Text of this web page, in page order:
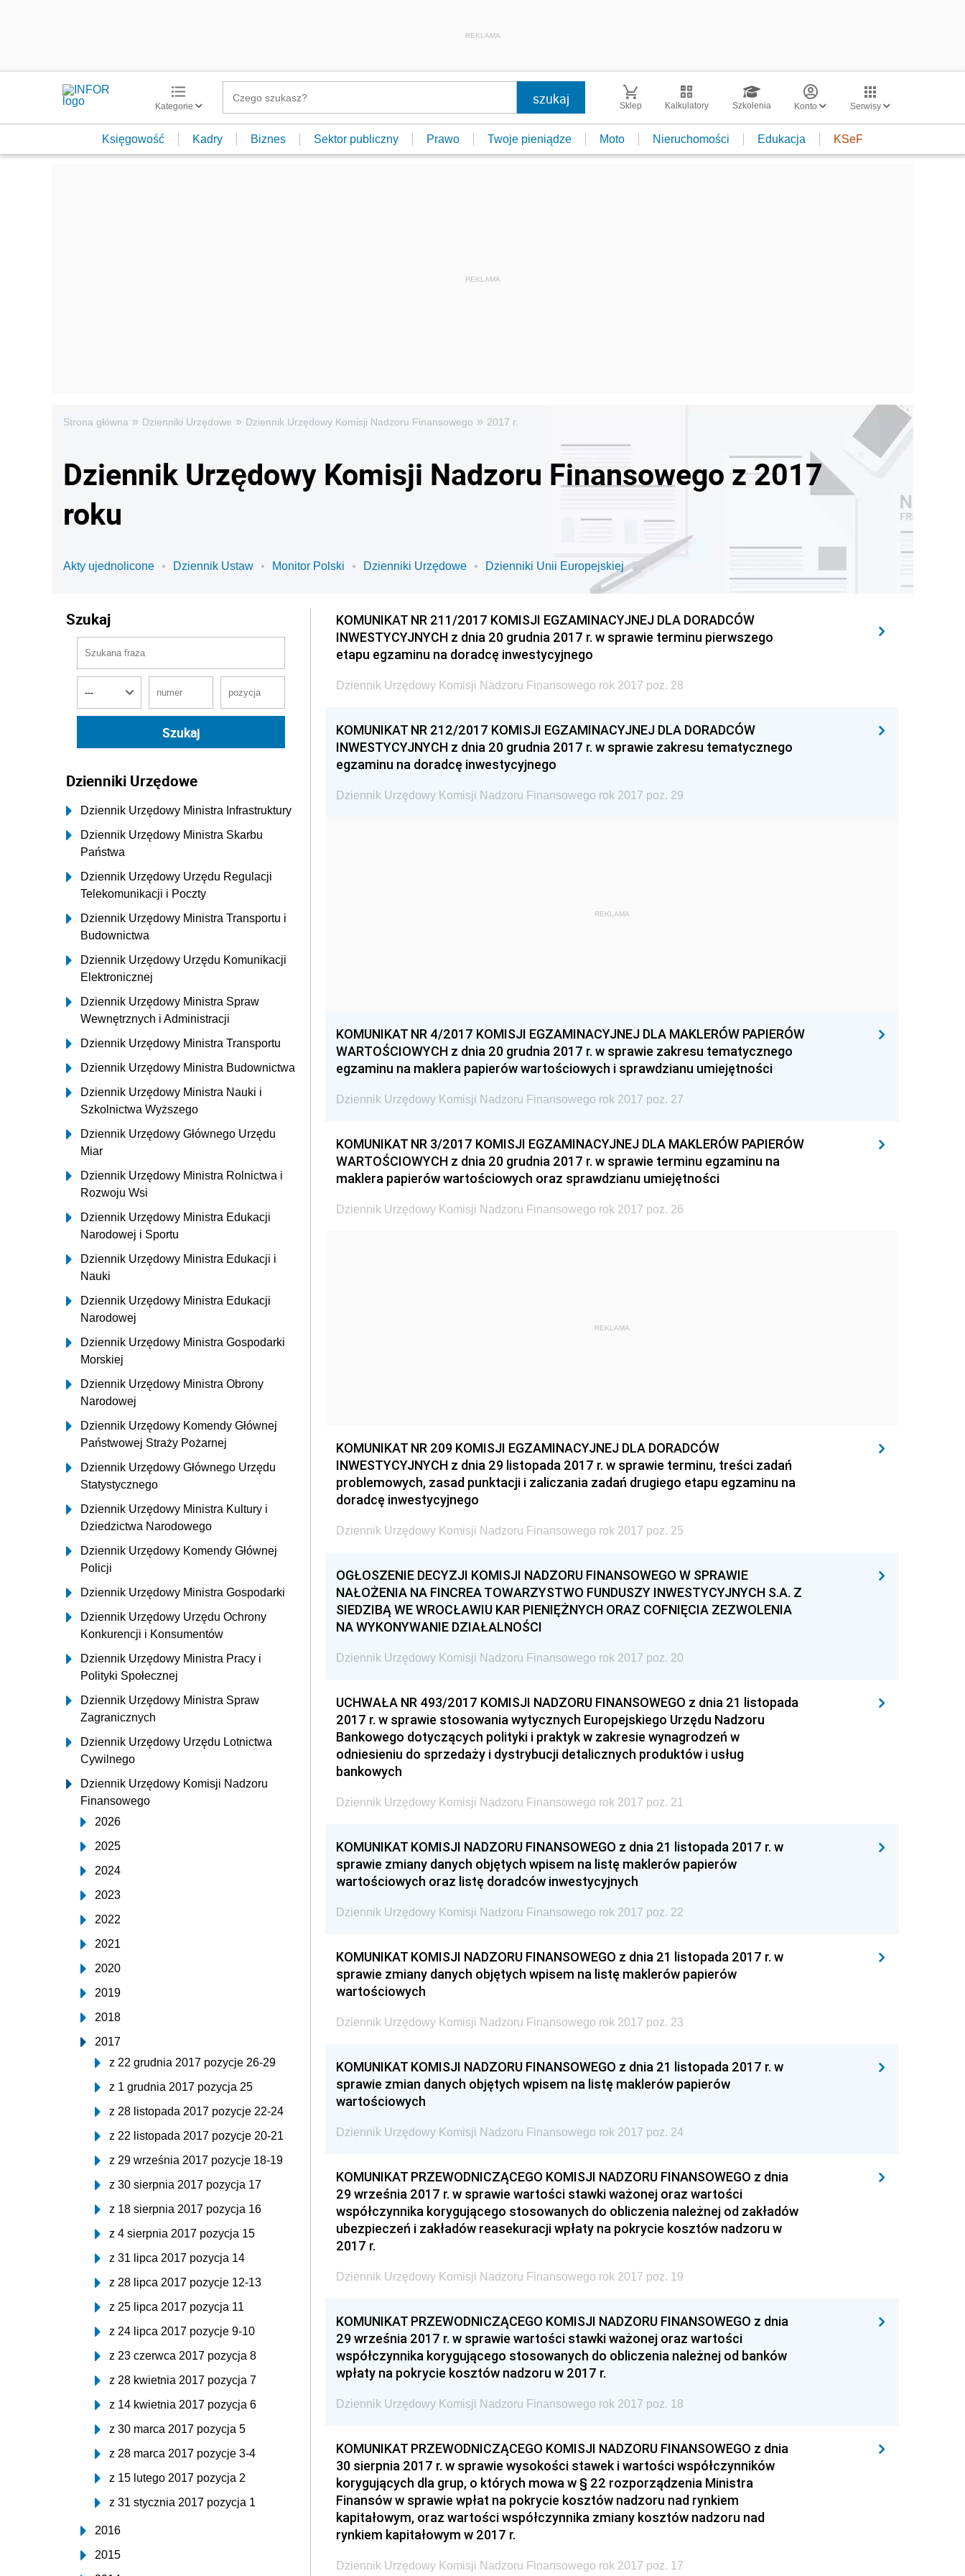
REKLAMA
Kategorie Sklep Kalkulatory Szkolenia Konto Serwisy
Księgowość Kadry Biznes Sektor publiczny Prawo Twoje pieniądze Moto Nieruchomości Edukacja KSeF
Strona główna » Dzienniki Urzędowe » Dziennik Urzędowy Komisji Nadzoru Finansowego » 2017 r.
Dziennik Urzędowy Komisji Nadzoru Finansowego z 2017
roku
Akty ujednolicone Dziennik Ustaw Monitor Polski Dzienniki Urzędowe Dzienniki Unii Europejskiej
Szukaj
Dzienniki Urzędowe
Dziennik Urzędowy Ministra Infrastruktury
Dziennik Urzędowy Ministra Skarbu
Państwa
Dziennik Urzędowy Urzędu Regulacji
Telekomunikacji i Poczty
Dziennik Urzędowy Ministra Transportu i
Budownictwa
Dziennik Urzędowy Urzędu Komunikacji
Elektronicznej
Dziennik Urzędowy Ministra Spraw
Wewnętrznych i Administracji
Dziennik Urzędowy Ministra Transportu
Dziennik Urzędowy Ministra Budownictwa
Dziennik Urzędowy Ministra Nauki i
Szkolnictwa Wyższego
Dziennik Urzędowy Głównego Urzędu
Miar
Dziennik Urzędowy Ministra Rolnictwa i
Rozwoju Wsi
Dziennik Urzędowy Ministra Edukacji
Narodowej i Sportu
Dziennik Urzędowy Ministra Edukacji i
Nauki
Dziennik Urzędowy Ministra Edukacji
Narodowej
Dziennik Urzędowy Ministra Gospodarki
Morskiej
Dziennik Urzędowy Ministra Obrony
Narodowej
Dziennik Urzędowy Komendy Głównej
Państwowej Straży Pożarnej
Dziennik Urzędowy Głównego Urzędu
Statystycznego
Dziennik Urzędowy Ministra Kultury i
Dziedzictwa Narodowego
Dziennik Urzędowy Komendy Głównej
Policji
Dziennik Urzędowy Ministra Gospodarki
Dziennik Urzędowy Urzędu Ochrony
Konkurencji i Konsumentów
Dziennik Urzędowy Ministra Pracy i
Polityki Społecznej
Dziennik Urzędowy Ministra Spraw
Zagranicznych
Dziennik Urzędowy Urzędu Lotnictwa
Cywilnego
Dziennik Urzędowy Komisji Nadzoru
Finansowego
2026
2025
2024
2023
2022
2021
2020
2019
2018
2017
z 22 grudnia 2017 pozycje 26-29
z 1 grudnia 2017 pozycja 25
z 28 listopada 2017 pozycje 22-24
z 22 listopada 2017 pozycje 20-21
z 29 września 2017 pozycje 18-19
z 30 sierpnia 2017 pozycja 17
z 18 sierpnia 2017 pozycja 16
z 4 sierpnia 2017 pozycja 15
z 31 lipca 2017 pozycja 14
z 28 lipca 2017 pozycje 12-13
z 25 lipca 2017 pozycja 11
z 24 lipca 2017 pozycje 9-10
z 23 czerwca 2017 pozycja 8
z 28 kwietnia 2017 pozycja 7
z 14 kwietnia 2017 pozycja 6
z 30 marca 2017 pozycja 5
z 28 marca 2017 pozycje 3-4
z 15 lutego 2017 pozycja 2
z 31 stycznia 2017 pozycja 1
2016
2015
KOMUNIKAT NR 211/2017 KOMISJI EGZAMINACYJNEJ DLA DORADCÓW
INWESTYCYJNYCH z dnia 20 grudnia 2017 r. w sprawie terminu pierwszego
etapu egzaminu na doradcę inwestycyjnego
Dziennik Urzędowy Komisji Nadzoru Finansowego rok 2017 poz. 28
KOMUNIKAT NR 212/2017 KOMISJI EGZAMINACYJNEJ DLA DORADCÓW
INWESTYCYJNYCH z dnia 20 grudnia 2017 r. w sprawie zakresu tematycznego
egzaminu na doradcę inwestycyjnego
Dziennik Urzędowy Komisji Nadzoru Finansowego rok 2017 poz. 29
REKLAMA
KOMUNIKAT NR 4/2017 KOMISJI EGZAMINACYJNEJ DLA MAKLERÓW PAPIERÓW
WARTOŚCIOWYCH z dnia 20 grudnia 2017 r. w sprawie zakresu tematycznego
egzaminu na maklera papierów wartościowych i sprawdzianu umiejętności
Dziennik Urzędowy Komisji Nadzoru Finansowego rok 2017 poz. 27
KOMUNIKAT NR 3/2017 KOMISJI EGZAMINACYJNEJ DLA MAKLERÓW PAPIERÓW
WARTOŚCIOWYCH z dnia 20 grudnia 2017 r. w sprawie terminu egzaminu na
maklera papierów wartościowych oraz sprawdzianu umiejętności
Dziennik Urzędowy Komisji Nadzoru Finansowego rok 2017 poz. 26
REKLAMA
KOMUNIKAT NR 209 KOMISJI EGZAMINACYJNEJ DLA DORADCÓW
INWESTYCYJNYCH z dnia 29 listopada 2017 r. w sprawie terminu, treści zadań
problemowych, zasad punktacji i zaliczania zadań drugiego etapu egzaminu na
doradcę inwestycyjnego
Dziennik Urzędowy Komisji Nadzoru Finansowego rok 2017 poz. 25
OGŁOSZENIE DECYZJI KOMISJI NADZORU FINANSOWEGO W SPRAWIE
NAŁOŻENIA NA FINCREA TOWARZYSTWO FUNDUSZY INWESTYCYJNYCH S.A. Z
SIEDZIBĄ WE WROCŁAWIU KAR PIENIĘŻNYCH ORAZ COFNIĘCIA ZEZWOLENIA
NA WYKONYWANIE DZIAŁALNOŚCI
Dziennik Urzędowy Komisji Nadzoru Finansowego rok 2017 poz. 20
UCHWAŁA NR 493/2017 KOMISJI NADZORU FINANSOWEGO z dnia 21 listopada
2017 r. w sprawie stosowania wytycznych Europejskiego Urzędu Nadzoru
Bankowego dotyczących polityki i praktyk w zakresie wynagrodzeń w
odniesieniu do sprzedaży i dystrybucji detalicznych produktów i usług
bankowych
Dziennik Urzędowy Komisji Nadzoru Finansowego rok 2017 poz. 21
KOMUNIKAT KOMISJI NADZORU FINANSOWEGO z dnia 21 listopada 2017 r. w
sprawie zmiany danych objętych wpisem na listę maklerów papierów
wartościowych oraz listę doradców inwestycyjnych
Dziennik Urzędowy Komisji Nadzoru Finansowego rok 2017 poz. 22
KOMUNIKAT KOMISJI NADZORU FINANSOWEGO z dnia 21 listopada 2017 r. w
sprawie zmiany danych objętych wpisem na listę maklerów papierów
wartościowych
Dziennik Urzędowy Komisji Nadzoru Finansowego rok 2017 poz. 23
KOMUNIKAT KOMISJI NADZORU FINANSOWEGO z dnia 21 listopada 2017 r. w
sprawie zmian danych objętych wpisem na listę maklerów papierów
wartościowych
Dziennik Urzędowy Komisji Nadzoru Finansowego rok 2017 poz. 24
KOMUNIKAT PRZEWODNICZĄCEGO KOMISJI NADZORU FINANSOWEGO z dnia
29 września 2017 r. w sprawie wartości stawki ważonej oraz wartości
współczynnika korygującego stosowanych do obliczenia należnej od zakładów
ubezpieczeń i zakładów reasekuracji wpłaty na pokrycie kosztów nadzoru w
2017 r.
Dziennik Urzędowy Komisji Nadzoru Finansowego rok 2017 poz. 19
KOMUNIKAT PRZEWODNICZĄCEGO KOMISJI NADZORU FINANSOWEGO z dnia
29 września 2017 r. w sprawie wartości stawki ważonej oraz wartości
współczynnika korygującego stosowanych do obliczenia należnej od banków
wpłaty na pokrycie kosztów nadzoru w 2017 r.
Dziennik Urzędowy Komisji Nadzoru Finansowego rok 2017 poz. 18
KOMUNIKAT PRZEWODNICZĄCEGO KOMISJI NADZORU FINANSOWEGO z dnia
30 sierpnia 2017 r. w sprawie wysokości stawek i wartości współczynników
korygujących dla grup, o których mowa w § 22 rozporządzenia Ministra
Finansów w sprawie wpłat na pokrycie kosztów nadzoru nad rynkiem
kapitałowym, oraz wartości współczynnika zmiany kosztów nadzoru nad
rynkiem kapitałowym w 2017 r.
Dziennik Urzędowy Komisji Nadzoru Finansowego rok 2017 poz. 17